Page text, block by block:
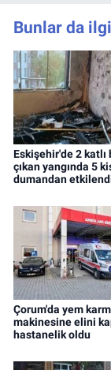
Bunlar da
Eskişehir'de 2 katlı
çıkan yangında 5
dumandan
Çorum'da yem
makinesine elini
hastanelik oldu